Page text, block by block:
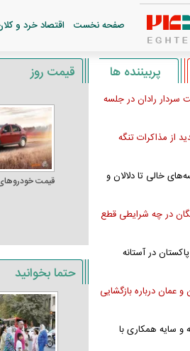
صفحه نخست اقتصاد خرد و
قیمت روز
قیمت
حتما بخوانید
پربیننده ها
سردار رادان در جلسه
از مذاکرات تنگه
خالی تا دلالان و
در چه شرایطی قطع
در آستانه
عمان درباره بازگشایی
و سایه همکاری با